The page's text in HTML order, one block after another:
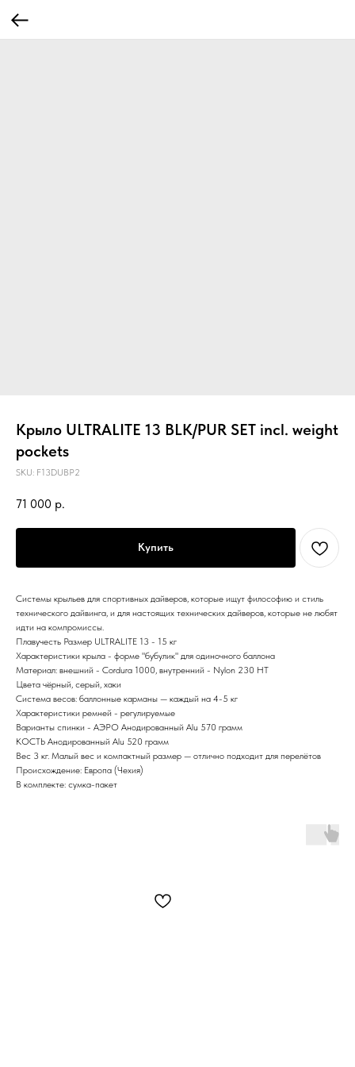
Крыло ULTRALITE 13 BLK/PUR SET incl. weight
pockets
SKU: F13DUBP2
71 000 р.
Купить
Системы крыльев для спортивных дайверов, которые ищут философию и стиль
технического дайвинга, и для настоящих технических дайверов, которые не любят
идти на компромиссы.
Плавучесть Размер ULTRALITE 13 - 15 кг
Характеристики крыла - форме "бубулик" для одиночного баллона
Материал: внешний - Cordura 1000, внутренний - Nylon 230 HT
Цвета чёрный, серый, хаки
Система весов: баллонные карманы — каждый на 4-5 кг
Характеристики ремней - регулируемые
Варианты спинки - АЭРО Анодированный Alu 570 грамм
КОСТЬ Анодированный Alu 520 грамм
Вес 3 кг. Малый вес и компактный размер — отлично подходит для перелётов
Происхождение: Европа (Чехия)
В комплекте: сумка-пакет